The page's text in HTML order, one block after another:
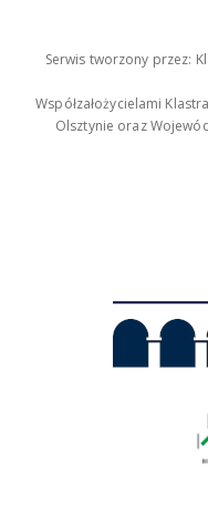
Serwis tworzony przez:
Współzałożycielami
Olsztynie oraz